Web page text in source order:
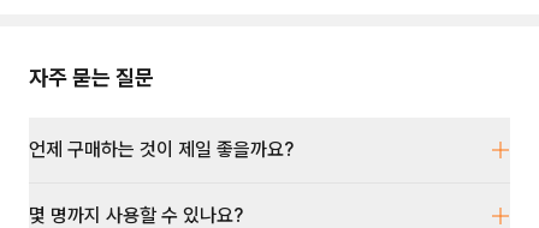
자주 묻는 질문
언제 구매하는 것이 제일 좋을까요?
몇 명까지 사용할 수 있나요?